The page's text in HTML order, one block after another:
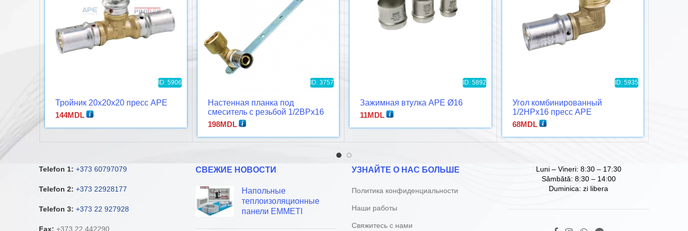
ID: 5906
Тройник 20x20x20 пресс APE
144MDL
ID: 3757
Настенная планка под
смеситель с резьбой 1/2ВРx16
APE
198MDL
ID: 5892
Зажимная втулка APE Ø16
11MDL
ID: 5935
Угол комбинированный
1/2НРx16 пресс APE
68MDL
Telefon 1: +373 60797079
Telefon 2: +373 22928177
Telefon 3: +373 22 927928
Fax: +373 22 442290
СВЕЖИЕ НОВОСТИ
Напольные
теплоизоляционные
панели EMMETI
УЗНАЙТЕ О НАС БОЛЬШЕ
Политика конфиденциальности
Наши работы
Свяжитесь с нами
Luni – Vineri: 8:30 – 17:30
Sâmbătă: 8:30 – 14:00
Duminica: zi libera